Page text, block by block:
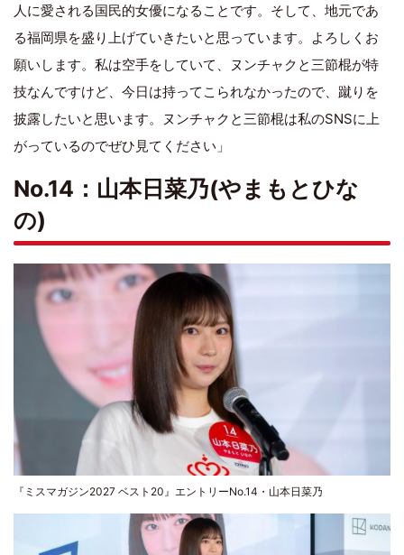
人に愛される国民的女優になることです。そして、地元であ
る福岡県を盛り上げていきたいと思っています。よろしくお
願いします。私は空手をしていて、ヌンチャクと三節棍が特
技なんですけど、今日は持ってこられなかったので、蹴りを
披露したいと思います。ヌンチャクと三節棍は私のSNSに上
がっているのでぜひ見てください」
No.14：山本日菜乃(やまもとひな
の)
『ミスマガジン2027 ベスト20』エントリーNo.14・山本日菜乃